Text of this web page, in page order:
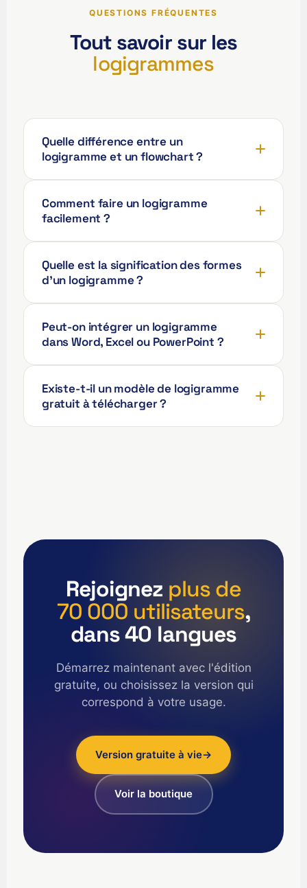
QUESTIONS FRÉQUENTES
Tout savoir sur les
logigrammes
Quelle différence entre un
logigramme et un flowchart ?
Comment faire un logigramme
facilement ?
Quelle est la signification des formes
d'un logigramme ?
Peut-on intégrer un logigramme
dans Word, Excel ou PowerPoint ?
Existe-t-il un modèle de logigramme
gratuit à télécharger ?
Rejoignez plus de
70 000 utilisateurs,
dans 40 langues
Démarrez maintenant avec l'édition
gratuite, ou choisissez la version qui
correspond à votre usage.
Version gratuite à vie→
Voir la boutique
日本語
한국어
简体中文
Polski
Türkçe
Deutsch
العربية
English (US)
English (Canada)
Español de Colombia
Español de Chile
Deutsch (Österreich)
Deutsch (Schweiz)
Nederlands (België)
العربية (الإمارات)
Français du Canada
Français de Belgique
Français (Suisse)
Reo Tahiti
ʻŌlelo Hawaiʻi